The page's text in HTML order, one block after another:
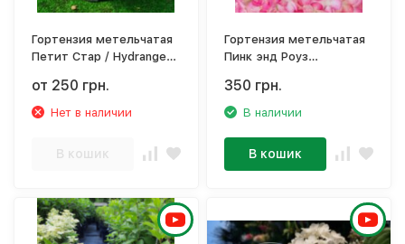
Гортензия метельчатая
Петит Стар / Hydrangea
от 250 грн.
Нет в наличии
В кошик
Гортензия метельчатая
Пинк энд Роуз
'Living Pink & Rose'
350 грн.
В наличии
В кошик